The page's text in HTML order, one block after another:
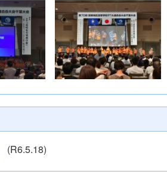
(R6.5.18)